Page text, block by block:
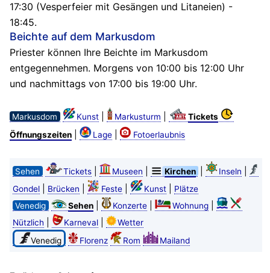
17:30 (Vesperfeier mit Gesängen und Litaneien) -
18:45.
Beichte auf dem Markusdom
Priester können Ihre Beichte im Markusdom
entgegennehmen. Morgens von 10:00 bis 12:00 Uhr
und nachmittags von 17:00 bis 19:00 Uhr.
Markusdom Kunst| Markusturm
Tickets
Öffnungszeiten| Lage| Fotoerlaubnis
Sehen Tickets| Museen Kirchen Inseln
Gondel| Brücken Feste| Kunst|
Plätze
Venedig
Sehen| Konzerte| Wohnung|
Nützlich Karneval|
Wetter
Venedig
Florenz Rom Mailand